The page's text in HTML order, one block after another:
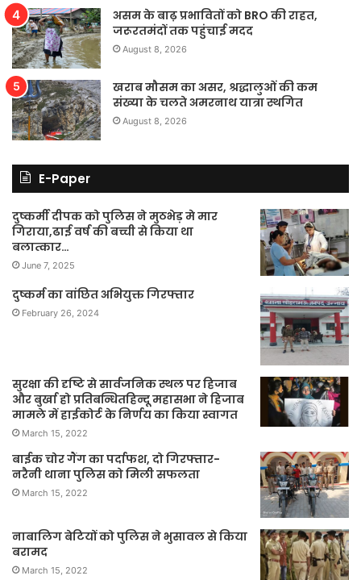
असम के बाढ़ प्रभावितों को BRO की राहत,
जरूरतमंदों तक पहुंचाई मदद
August 8, 2026
खराब मौसम का असर, श्रद्धालुओं की कम
संख्या के चलते अमरनाथ यात्रा स्थगित
August 8, 2026
E-Paper
दुष्कर्मी दीपक को पुलिस ने मुठभेड़ मे मार
गिराया,ढाई वर्ष की बच्ची से किया था
बलात्कार…
June 7, 2025
दुष्कर्म का वांछित अभियुक्त गिरफ्तार
February 26, 2024
सुरक्षा की दृष्टि से सार्वजनिक स्थल पर हिजाब
और बुर्खा हो प्रतिबन्धितहिन्दू महासभा ने हिजाब
मामले में हाईकोर्ट के निर्णय का किया स्वागत
March 15, 2022
बाईक चोर गैंग का पर्दाफश, दो गिरफ्तार-
नरैनी थाना पुलिस को मिली सफलता
March 15, 2022
नाबालिग बेटियों को पुलिस ने भुसावल से किया
बरामद
March 15, 2022